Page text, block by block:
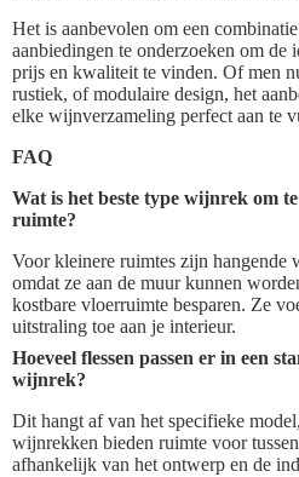
Het is aanbevolen om een
aanbiedingen te onderzoeken om de
prijs en kwaliteit te vinden. Of men
rustiek, of modulaire design, het
elke wijnverzameling perfect aan te
FAQ
Wat is het beste type wijnrek om
ruimte?
Voor kleinere ruimtes zijn hangende
omdat ze aan de muur kunnen
kostbare vloerruimte besparen. Ze
uitstraling toe aan je interieur.
Hoeveel flessen passen er in een
wijnrek?
Dit hangt af van het specifieke
wijnrekken bieden ruimte voor
afhankelijk van het ontwerp en de